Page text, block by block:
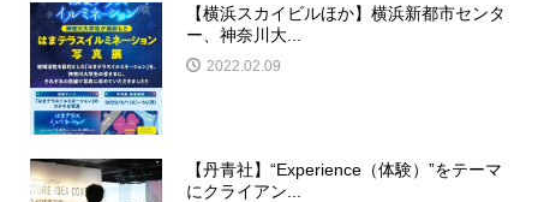
【横浜スカイビルほか】横浜新都市センタ
ー、神奈川大...
2022.02.09
【丹青社】“Experience（体験）”をテーマ
にクライアン...